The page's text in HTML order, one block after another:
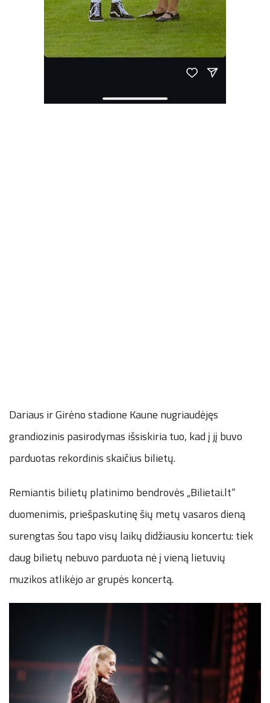
Dariaus ir Girėno stadione Kaune nugriaudėjęs
grandiozinis pasirodymas išsiskiria tuo, kad į jį buvo
parduotas rekordinis skaičius bilietų.
Remiantis bilietų platinimo bendrovės „Bilietai.lt“
duomenimis, priešpaskutinę šių metų vasaros dieną
surengtas šou tapo visų laikų didžiausiu koncertu: tiek
daug bilietų nebuvo parduota nė į vieną lietuvių
muzikos atlikėjo ar grupės koncertą.